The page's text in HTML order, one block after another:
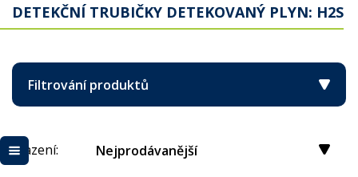
DETEKČNÍ TRUBIČKY DETEKOVANÝ PLYN: H2S
Filtrování produktů
Řazení: Nejprodávanější